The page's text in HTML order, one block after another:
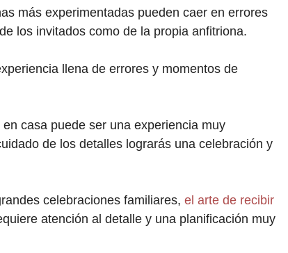
más experimentadas pueden caer en errores
los invitados como de la propia anfitriona.
llena de errores y momentos de
casa puede ser una experiencia muy
de los detalles lograrás una celebración y
celebraciones familiares, el arte de recibir
atención al detalle y una planificación muy